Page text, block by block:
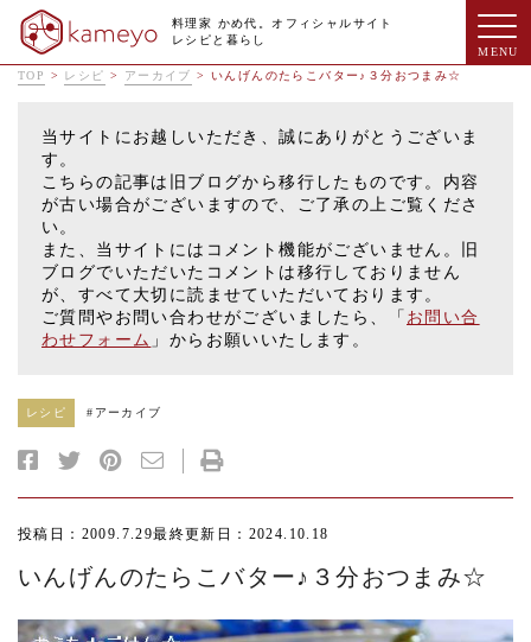
料理家 かめ代。オフィシャルサイト
レシピと暮らし
TOP > レシピ > アーカイブ >いんげんのたらこバター♪３分おつまみ☆
当サイトにお越しいただき、誠にありがとうございま
す。
こちらの記事は旧ブログから移行したものです。内容
が古い場合がございますので、ご了承の上ご覧くださ
い。
また、当サイトにはコメント機能がございません。旧
ブログでいただいたコメントは移行しておりません
が、すべて大切に読ませていただいております。
ご質問やお問い合わせがございましたら、「 お問い合
わせフォーム 」からお願いいたします。
レシピ # アーカイブ
投稿日：2009.7.29最終更新日：2024.10.18
いんげんのたらこバター♪３分おつまみ☆